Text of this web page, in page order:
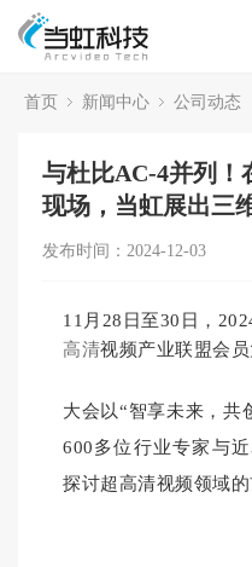
首页 新闻中心 公司动态
与杜比AC-4并列！
现场，当虹展出三
发布时间：2024-12-03
11月28日至30日，
高清视频产业联盟会
大会以“智享未来，共
600多位行业专家与
探讨超高清视频领域的